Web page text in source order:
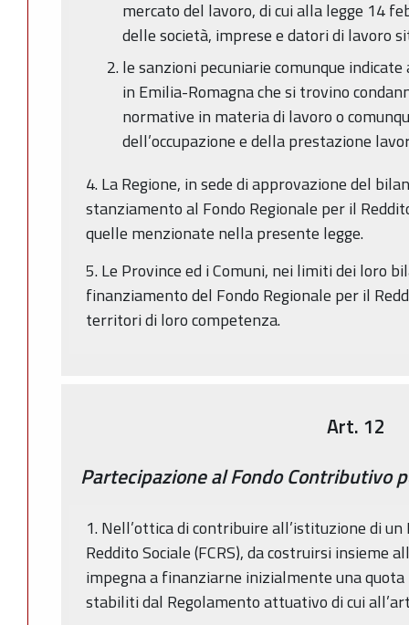
mercato del lavoro, di cui alla legge 14
delle società, imprese e datori di lavoro
le sanzioni pecuniarie comunque
in Emilia-Romagna che si trovino
normative in materia di lavoro o
dell’occupazione e della prestazione
4. La Regione, in sede di approvazione del
stanziamento al Fondo Regionale per il
quelle menzionate nella presente legge.
5. Le Province ed i Comuni, nei limiti dei loro
finanziamento del Fondo Regionale per il
territori di loro competenza.
Art. 12
Partecipazione al Fondo Contributivo
1. Nell’ottica di contribuire all’istituzione di
Reddito Sociale (FCRS), da costruirsi insieme
impegna a finanziarne inizialmente una
stabiliti dal Regolamento attuativo di cui